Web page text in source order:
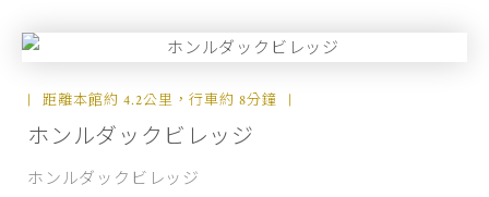
距離本館約 4.2公里，行車約 8分鐘
ホンルダックビレッジ
ホンルダックビレッジ